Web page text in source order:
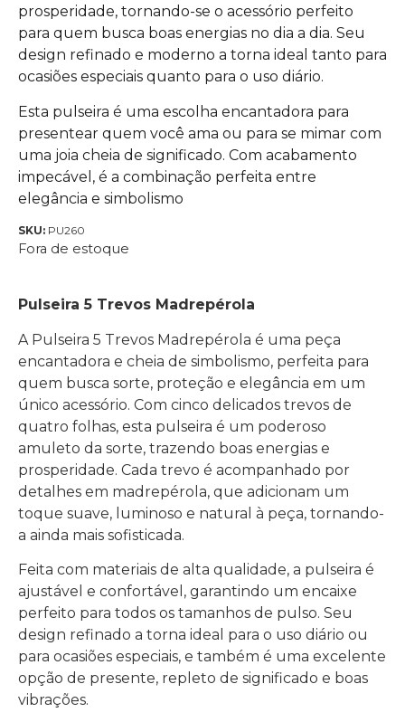
prosperidade, tornando-se o acessório perfeito
para quem busca boas energias no dia a dia. Seu
design refinado e moderno a torna ideal tanto para
ocasiões especiais quanto para o uso diário.
Esta pulseira é uma escolha encantadora para
presentear quem você ama ou para se mimar com
uma joia cheia de significado. Com acabamento
impecável, é a combinação perfeita entre
elegância e simbolismo
SKU: PU260
Fora de estoque
Pulseira 5 Trevos Madrepérola
A Pulseira 5 Trevos Madrepérola é uma peça
encantadora e cheia de simbolismo, perfeita para
quem busca sorte, proteção e elegância em um
único acessório. Com cinco delicados trevos de
quatro folhas, esta pulseira é um poderoso
amuleto da sorte, trazendo boas energias e
prosperidade. Cada trevo é acompanhado por
detalhes em madrepérola, que adicionam um
toque suave, luminoso e natural à peça, tornando-
a ainda mais sofisticada.
Feita com materiais de alta qualidade, a pulseira é
ajustável e confortável, garantindo um encaixe
perfeito para todos os tamanhos de pulso. Seu
design refinado a torna ideal para o uso diário ou
para ocasiões especiais, e também é uma excelente
opção de presente, repleto de significado e boas
vibrações.